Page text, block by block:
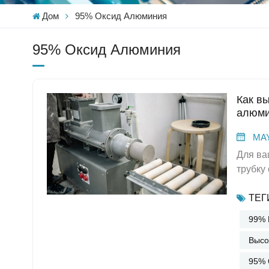
Дом 95% Оксид Алюминия
95% Оксид Алюминия
Как
Для вашего проекта необходимо выбрать подходящую керамическую трубку с чистотой 99%. Соответствие свойств керамической трубки с чистотой 99% вашему применению гарантирует высочайшую производительность и более длительный срок службы. Многие отрасли промышленности предпочитают керамические трубки с чистотой 99% благодаря их высокой чистоте, механической прочности и термической стабильности. Более 55% промышленных применений используют эти трубки благодаря их превосходной электроизоляции, термической стабильности и химической стойкости. В таблице ниже показано, как каждое свойство керамической трубки с чистотой 99% может влиять на производительность в сложных условиях.СвойствоОписаниеМеханическая прочностьПрочность на сжатие превышает 2200 МПа, что значительно выше, чем у многих металлов.ТермостойкостьВыдерживает температуру до 1650 °C без деформации и устойчив к термическим ударам.Химическая стойкостьПревосходная устойчивость к кислотам, щелочам и
99%
95%